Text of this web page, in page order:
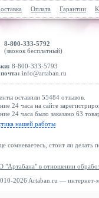
Оплата Гарантии
8-800-333-5792
(звонок бесплатный)
8-800-333-5793
info@artaban.ru
оставили 55484 отзывов.
24 часа на сайте
24 часа было заказано 63
нашей работы
сомневаетесь, стоит ли делать
"Артабана" в отношении
2026 Artaban.ru — интернет-